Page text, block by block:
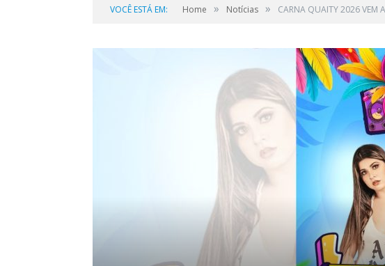
VOCÊ ESTÁ EM: Home » Notícias » CARNA QUAITY 2026 VEM